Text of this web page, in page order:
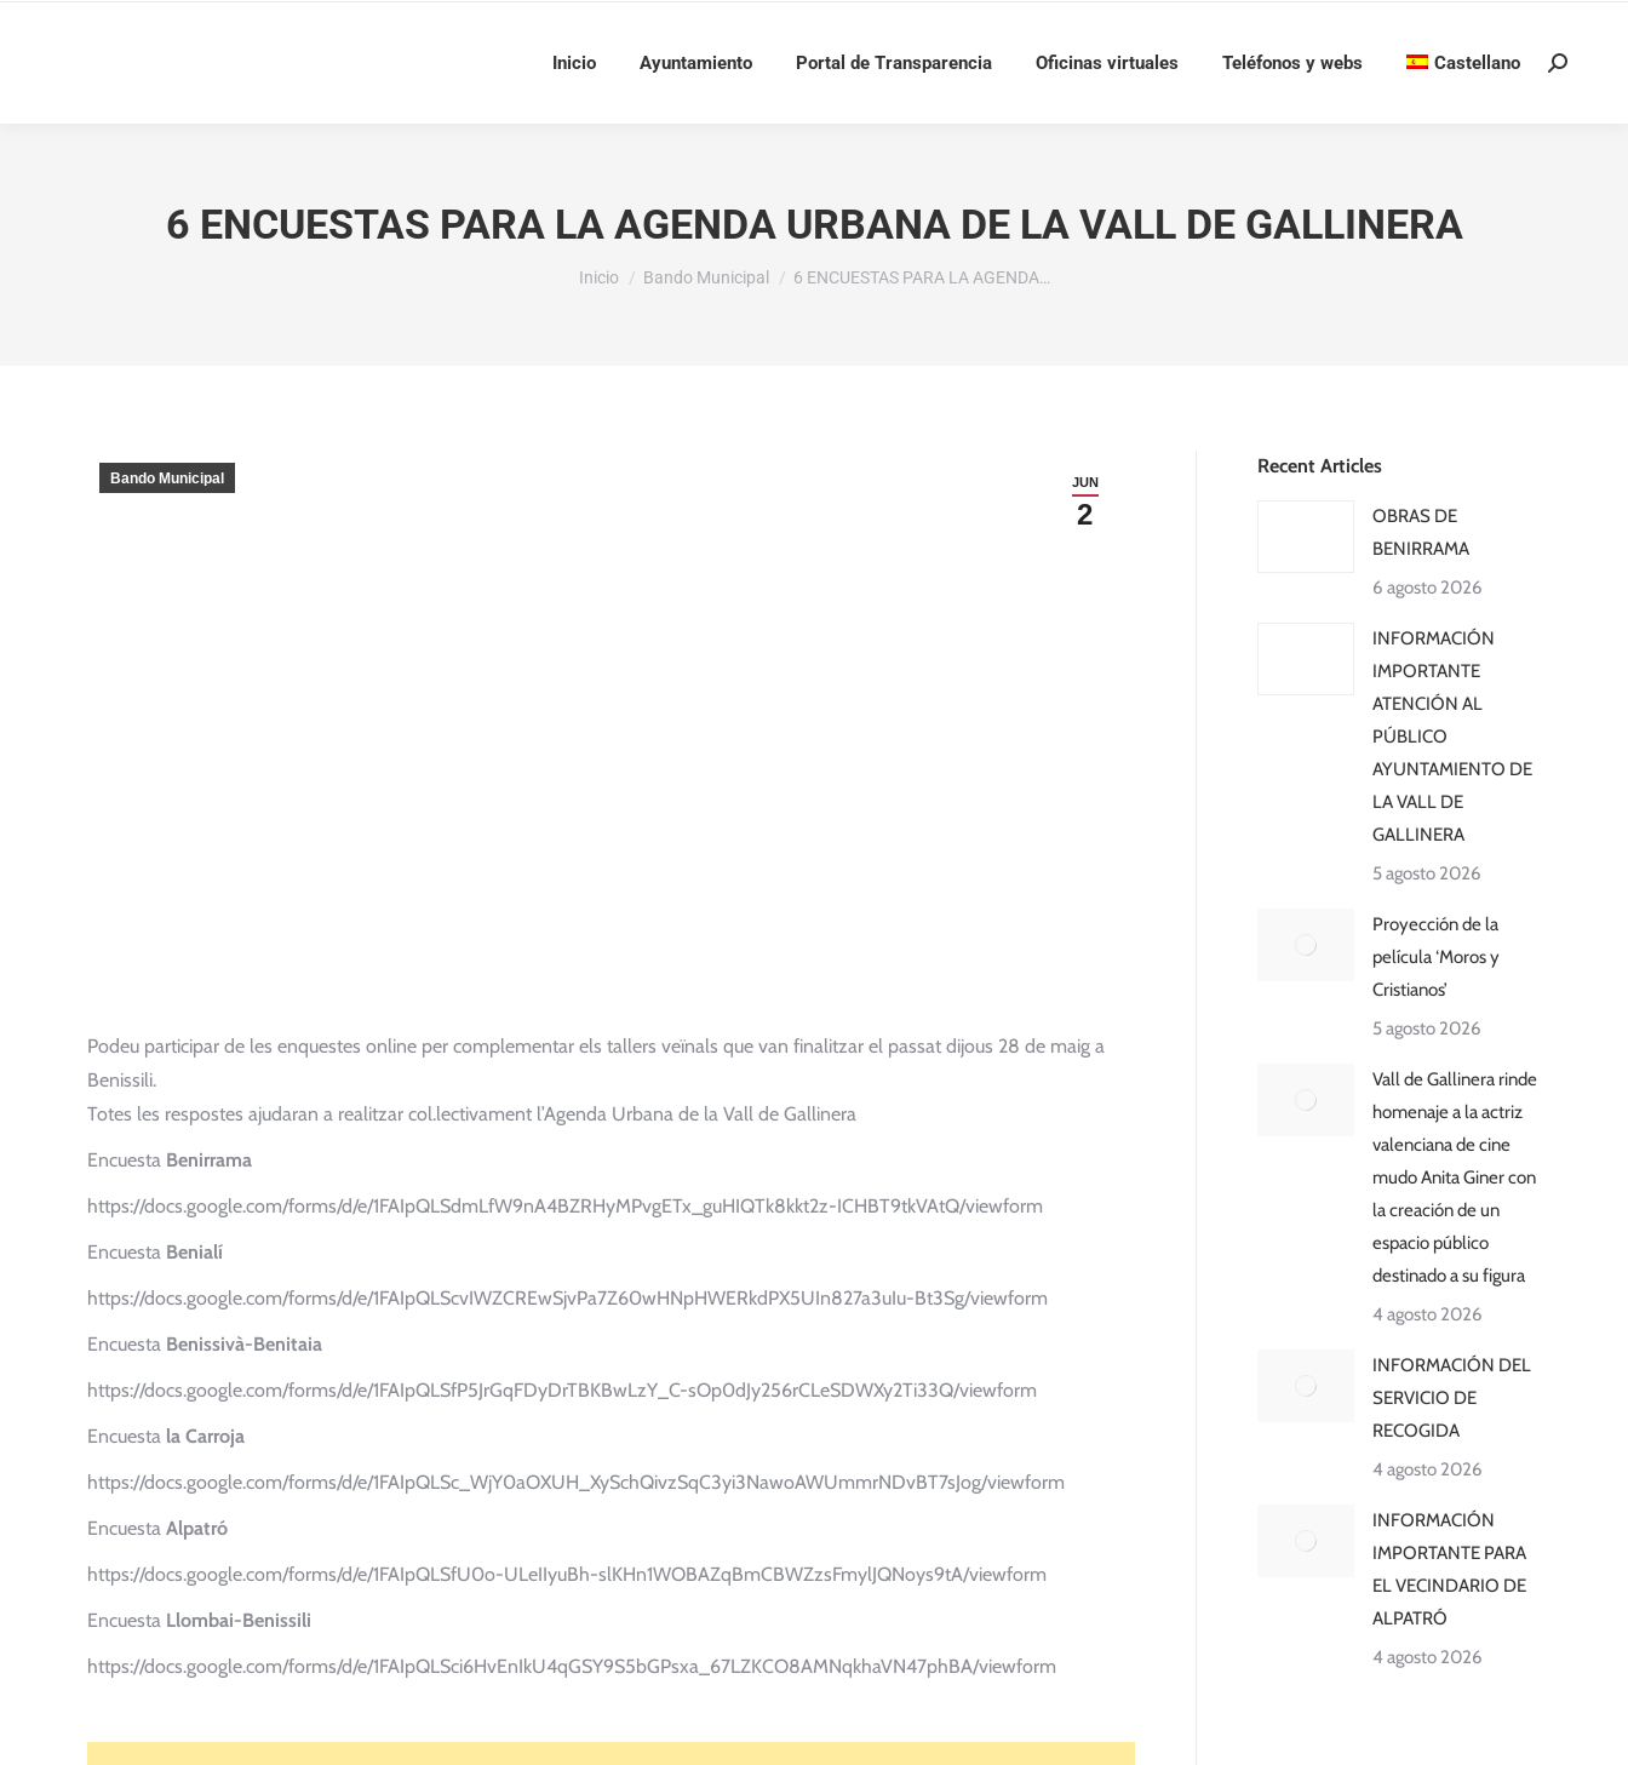
Inicio Ayuntamiento Portal de Transparencia Oficinas virtuales Teléfonos y webs Castellano Buscar:
6 ENCUESTAS PARA LA AGENDA URBANA DE LA VALL DE GALLINERA
Estás aquí:
Inicio Bando Municipal 6 ENCUESTAS PARA LA AGENDA…
JUN
2
Bando Municipal
Podeu participar de les enquestes online per complementar els tallers veïnals que van finalitzar el passat dijous 28 de maig a
Benissili.
Totes les respostes ajudaran a realitzar col.lectivament l’Agenda Urbana de la Vall de Gallinera
Encuesta Benirrama
https://docs.google.com/forms/d/e/1FAIpQLSdmLfW9nA4BZRHyMPvgETx_guHIQTk8kkt2z-ICHBT9tkVAtQ/viewform
Encuesta Benialí
https://docs.google.com/forms/d/e/1FAIpQLScvIWZCREwSjvPa7Z60wHNpHWERkdPX5UIn827a3uIu-Bt3Sg/viewform
Encuesta Benissivà-Benitaia
https://docs.google.com/forms/d/e/1FAIpQLSfP5JrGqFDyDrTBKBwLzY_C-sOp0dJy256rCLeSDWXy2Ti33Q/viewform
Encuesta la Carroja
https://docs.google.com/forms/d/e/1FAIpQLSc_WjY0aOXUH_XySchQivzSqC3yi3NawoAWUmmrNDvBT7sJog/viewform
Encuesta Alpatró
https://docs.google.com/forms/d/e/1FAIpQLSfU0o-ULeIIyuBh-slKHn1WOBAZqBmCBWZzsFmylJQNoys9tA/viewform
Encuesta Llombai-Benissili
https://docs.google.com/forms/d/e/1FAIpQLSci6HvEnIkU4qGSY9S5bGPsxa_67LZKCO8AMNqkhaVN47phBA/viewform
Recent Articles
OBRAS DE
BENIRRAMA
6 agosto 2026
INFORMACIÓN
IMPORTANTE
ATENCIÓN AL
PÚBLICO
AYUNTAMIENTO DE
LA VALL DE
GALLINERA
5 agosto 2026
Proyección de la
película ‘Moros y
Cristianos’
5 agosto 2026
Vall de Gallinera rinde
homenaje a la actriz
valenciana de cine
mudo Anita Giner con
la creación de un
espacio público
destinado a su figura
4 agosto 2026
INFORMACIÓN DEL
SERVICIO DE
RECOGIDA
4 agosto 2026
INFORMACIÓN
IMPORTANTE PARA
EL VECINDARIO DE
ALPATRÓ
4 agosto 2026